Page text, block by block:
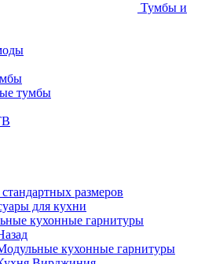
Тумбы и
тумбы
размеров
для кухни
кухонные гарнитуры
кухонные гарнитуры